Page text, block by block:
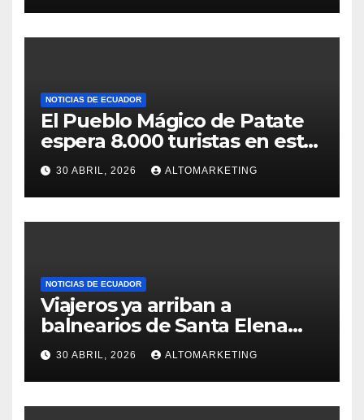
NOTICIAS DE ECUADOR
El Pueblo Mágico de Patate
espera 8.000 turistas en este
feriado: estos son sus
atractivos
30 ABRIL, 2026 ALTOMARKETING
NOTICIAS DE ECUADOR
Viajeros ya arriban a
balnearios de Santa Elena
para disfrutar de feriado
extendido: Salinas y
Montañita con ocupación del
60 % y 100%
30 ABRIL, 2026 ALTOMARKETING